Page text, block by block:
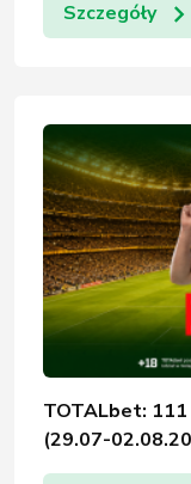
Szczegóły
TOTALbet: 111
(29.07-